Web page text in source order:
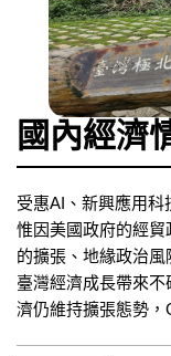
國內經濟
受惠AI、新興應用科
惟因美國政府的經
的擴張、地緣政治
臺灣經濟成長帶來
濟仍維持擴張態勢，